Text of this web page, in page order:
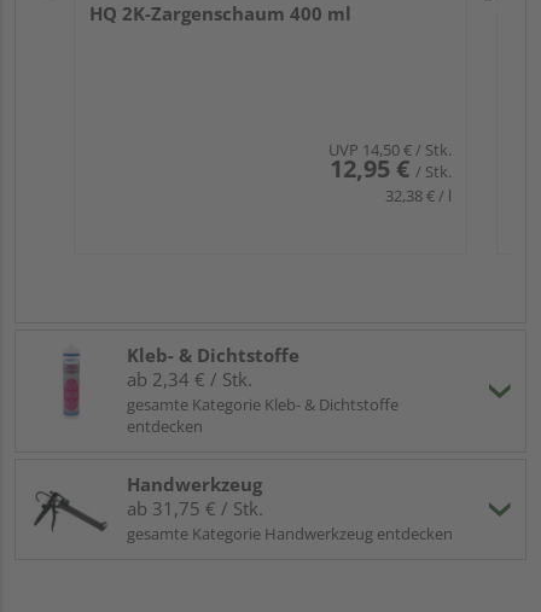
HQ 2K-Zargenschaum 400 ml
UVP 14,50 €/ Stk.
12,95 € / Stk.
32,38 € / l
Kleb- & Dichtstoffe
ab 2,34 € / Stk.
gesamte Kategorie Kleb- & Dichtstoffe
entdecken
Handwerkzeug
ab 31,75 € / Stk.
gesamte Kategorie Handwerkzeug entdecken